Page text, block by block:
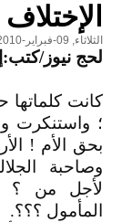
الإختلاف
الثلاثاء, 09-فبراير-2010
لحج نيوز/
كانت كلماتها
؛ واستنكرت
بحق الأم !
وصاحبة
لأجل من ؟
المأمول ؟؟؟.